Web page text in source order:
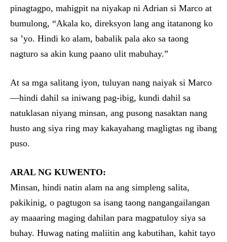
pinagtagpo, mahigpit na niyakap ni Adrian si Marco at
bumulong, “Akala ko, direksyon lang ang itatanong ko
sa ’yo. Hindi ko alam, babalik pala ako sa taong
nagturo sa akin kung paano ulit mabuhay.”
At sa mga salitang iyon, tuluyan nang naiyak si Marco
—hindi dahil sa iniwang pag-ibig, kundi dahil sa
natuklasan niyang minsan, ang pusong nasaktan nang
husto ang siya ring may kakayahang magligtas ng ibang
puso.
ARAL NG KUWENTO:
Minsan, hindi natin alam na ang simpleng salita,
pakikinig, o pagtugon sa isang taong nangangailangan
ay maaaring maging dahilan para magpatuloy siya sa
buhay. Huwag nating maliitin ang kabutihan, kahit tayo